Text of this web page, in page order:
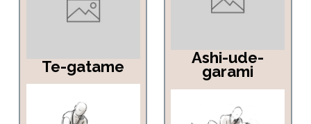
Te-gatame Ashi-ude-
garami